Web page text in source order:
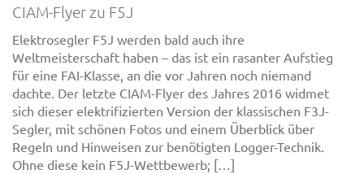
CIAM-Flyer zu F5J
Elektrosegler F5J werden bald auch ihre
Weltmeisterschaft haben – das ist ein rasanter Aufstieg
für eine FAI-Klasse, an die vor Jahren noch niemand
dachte. Der letzte CIAM-Flyer des Jahres 2016 widmet
sich dieser elektrifizierten Version der klassischen F3J-
Segler, mit schönen Fotos und einem Überblick über
Regeln und Hinweisen zur benötigten Logger-Technik.
Ohne diese kein F5J-Wettbewerb; […]